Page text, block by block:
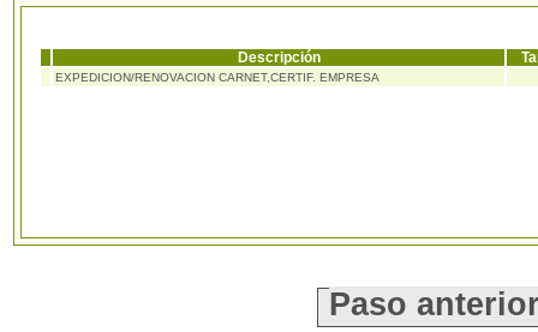
Descripción
EXPEDICION/RENOVACION CARNET,CERTIF. EMPRESA
Paso